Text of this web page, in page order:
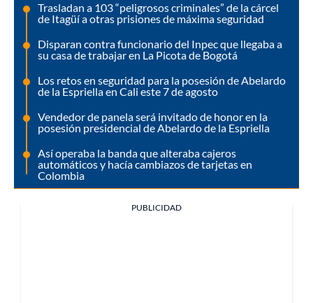
Trasladan a 103 “peligrosos criminales” de la cárcel
de Itagüí a otras prisiones de máxima seguridad
Disparan contra funcionario del Inpec que llegaba a
su casa de trabajar en La Picota de Bogotá
Los retos en seguridad para la posesión de Abelardo
de la Espriella en Cali este 7 de agosto
Vendedor de panela será invitado de honor en la
posesión presidencial de Abelardo de la Espriella
Así operaba la banda que alteraba cajeros
automáticos y hacía cambiazos de tarjetas en
Colombia
PUBLICIDAD